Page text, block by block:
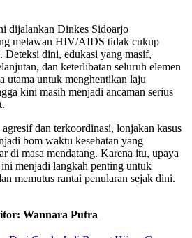
dijalankan Dinkes Sidoarjo
melawan HIV/AIDS tidak cukup
Deteksi dini, edukasi yang masif,
dan keterlibatan seluruh elemen
utama untuk menghentikan laju
kini masih menjadi ancaman serius
dan terkoordinasi, lonjakan kasus
bom waktu kesehatan yang
di masa mendatang. Karena itu, upaya
menjadi langkah penting untuk
memutus rantai penularan sejak dini.
Wannara Putra